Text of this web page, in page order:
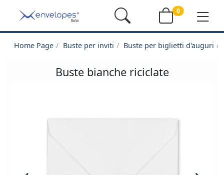
0
Home Page Buste per inviti Buste per biglietti d'auguri
Buste bianche riciclate